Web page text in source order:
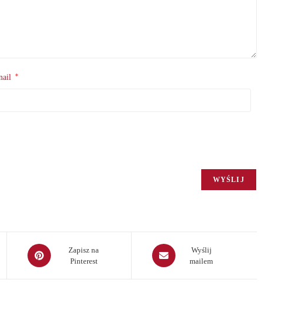
*
Opens
in
Zapisz na
Pinterest
Opens
in
Wyślij
mailem